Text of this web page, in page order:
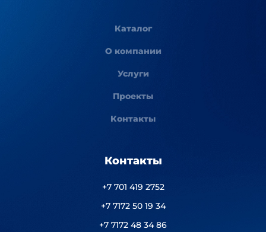
Каталог
О компании
Услуги
Проекты
Контакты
Контакты
+7 701 419 2752
+7 7172 50 19 34
+7 7172 48 34 86